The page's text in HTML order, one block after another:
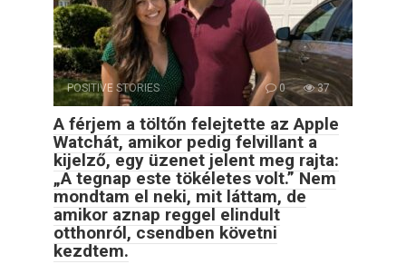
POSITIVE STORIES 0 37
A férjem a töltőn felejtette az Apple
Watchát, amikor pedig felvillant a
kijelző, egy üzenet jelent meg rajta:
„A tegnap este tökéletes volt.” Nem
mondtam el neki, mit láttam, de
amikor aznap reggel elindult
otthonról, csendben követni
kezdtem.